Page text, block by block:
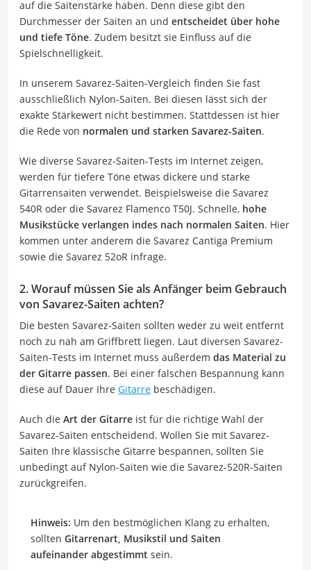
auf die Saitenstärke haben. Denn diese gibt den
Durchmesser der Saiten an und entscheidet über hohe
und tiefe Töne. Zudem besitzt sie Einfluss auf die
Spielschnelligkeit.
In unserem Savarez-Saiten-Vergleich finden Sie fast
ausschließlich Nylon-Saiten. Bei diesen lässt sich der
exakte Stärkewert nicht bestimmen. Stattdessen ist hier
die Rede von normalen und starken Savarez-Saiten.
Wie diverse Savarez-Saiten-Tests im Internet zeigen,
werden für tiefere Töne etwas dickere und starke
Gitarrensaiten verwendet. Beispielsweise die Savarez
540R oder die Savarez Flamenco T50J. Schnelle, hohe
Musikstücke verlangen indes nach normalen Saiten. Hier
kommen unter anderem die Savarez Cantiga Premium
sowie die Savarez 52oR infrage.
2. Worauf müssen Sie als Anfänger beim Gebrauch
von Savarez-Saiten achten?
Die besten Savarez-Saiten sollten weder zu weit entfernt
noch zu nah am Griffbrett liegen. Laut diversen Savarez-
Saiten-Tests im Internet muss außerdem das Material zu
der Gitarre passen. Bei einer falschen Bespannung kann
diese auf Dauer Ihre Gitarre beschädigen.
Auch die Art der Gitarre ist für die richtige Wahl der
Savarez-Saiten entscheidend. Wollen Sie mit Savarez-
Saiten Ihre klassische Gitarre bespannen, sollten Sie
unbedingt auf Nylon-Saiten wie die Savarez-520R-Saiten
zurückgreifen.
Hinweis: Um den bestmöglichen Klang zu erhalten,
sollten Gitarrenart, Musikstil und Saiten
aufeinander abgestimmt sein.